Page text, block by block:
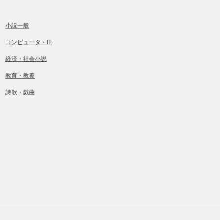
小説一般
コンピュータ・IT
経済・社会小説
教育・教養
詩歌・戯曲